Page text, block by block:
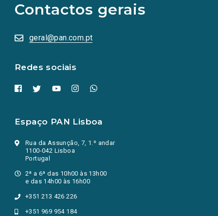
Contactos gerais
geral@pan.com.pt
Redes sociais
redes
sociais
numa
nova
Espaço PAN Lisboa
Rua da Assunção, 7, 1.º andar
1100-042 Lisboa
Portugal
2ª a 6ª das 10h00 às 13h00
e das 14h00 às 16h00
+351 213 426 226
+351 969 954 184